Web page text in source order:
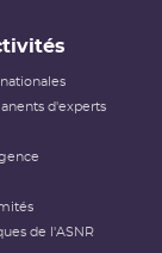
de la
ou
impact
d'experts
de l'ASNR